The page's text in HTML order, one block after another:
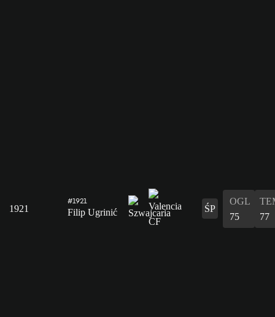
1921
#1921
Filip Ugrinić ŚP
OGL
75
77